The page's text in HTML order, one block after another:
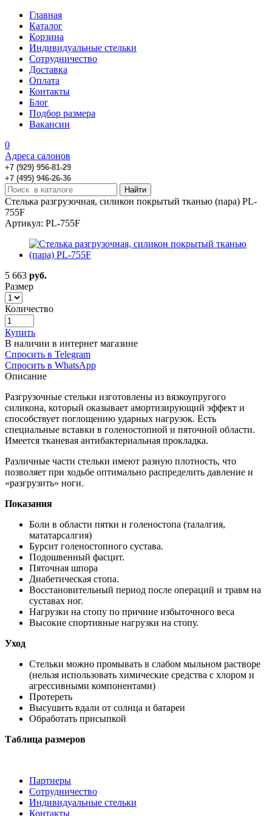
Главная
Каталог
Корзина
Индивидуальные стельки
Сотрудничество
Доставка
Оплата
Контакты
Блог
Подбор размера
Вакансии
0
Адреса салонов
+7 (929) 956-81-29
+7 (495) 946-26-36
Стелька разгрузочная, силикон покрытый тканью (пара) PL-
755F
Артикул: PL-755F
5 663 руб.
Размер
Количество
Купить
В наличии в интернет магазине
Спросить в Telegram
Спросить в WhatsApp
Описание
Разгрузочные стельки изготовлены из вязкоупругого
силикона, который оказывает амортизирующий эффект и
способствует поглощению ударных нагрузок. Есть
специальные вставки в голеностопной и пяточной области.
Имеется тканевая антибактериальная прокладка.
Различные части стельки имеют разную плотность, что
позволяет при ходьбе оптимально распределить давление и
«разгрузить» ноги.
Показания
Боли в области пятки и голеностопа (талалгия,
мататарсалгия)
Бурсит голеностопного сустава.
Подошвенный фасцит.
Пяточная шпора
Диабетическая стопа.
Восстановительный период после операций и травм на
суставах ног.
Нагрузки на стопу по причине избыточного веса
Высокие спортивные нагрузки на стопу.
Уход
Стельки можно промывать в слабом мыльном растворе
(нельзя использовать химические средства с хлором и
агрессивными компонентами)
Протереть
Высушить вдали от солнца и батареи
Обработать присыпкой
Таблица размеров
Партнеры
Сотрудничество
Индивидуальные стельки
Контакты